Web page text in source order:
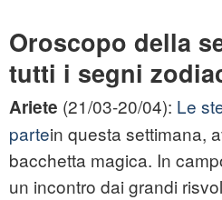
Oroscopo della
tutti i segni
Ariete (21/03-20/04): Le
partein questa settimana,
bacchetta magica. In
un incontro dai grandi